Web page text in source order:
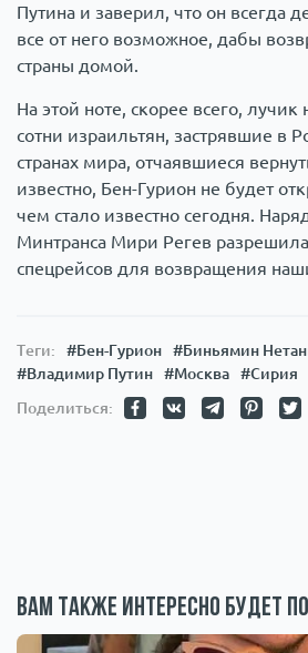
Путина и заверил, что он всегда
все от него возможное, дабы
страны домой.
На этой ноте, скорее всего,
сотни израильтян, застрявшие в
странах мира, отчаявшиеся
известно, Бен-Гурион не будет
чем стало известно сегодня.
Минтранса Мири Регев
спецрейсов для возвращения
Теги: #Бен-Гурион
#Биньямин
#Владимир Путин
#Москва
#Сирия
Поделиться:
Вам также интересно будет